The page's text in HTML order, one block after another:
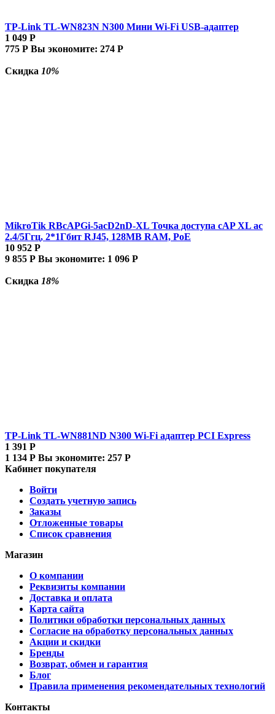
TP-Link TL-WN823N N300 Мини Wi-Fi USB-адаптер
1 049 Р
775 Р Вы экономите: 274 Р
Скидка 10%
MikroTik RBcAPGi-5acD2nD-XL Точка доступа cAP XL ac
2.4/5Ггц, 2*1Гбит RJ45, 128MB RAM, PoE
10 952 Р
9 855 Р Вы экономите: 1 096 Р
Скидка 18%
TP-Link TL-WN881ND N300 Wi-Fi адаптер PCI Express
1 391 Р
1 134 Р Вы экономите: 257 Р
Кабинет покупателя
Войти
Создать учетную запись
Заказы
Отложенные товары
Список сравнения
Магазин
О компании
Реквизиты компании
Доставка и оплата
Карта сайта
Политики обработки персональных данных
Согласие на обработку персональных данных
Акции и скидки
Бренды
Возврат, обмен и гарантия
Блог
Правила применения рекомендательных технологий
Контакты